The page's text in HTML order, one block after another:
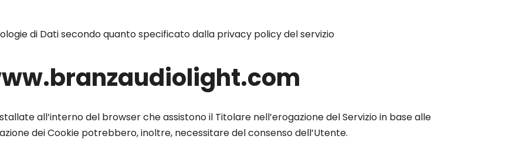
di Dati secondo quanto specificato dalla privacy policy del servizio
all’interno del browser che assistono il Titolare nell’erogazione del Servizio in base alle
dei Cookie potrebbero, inoltre, necessitare del consenso dell’Utente.